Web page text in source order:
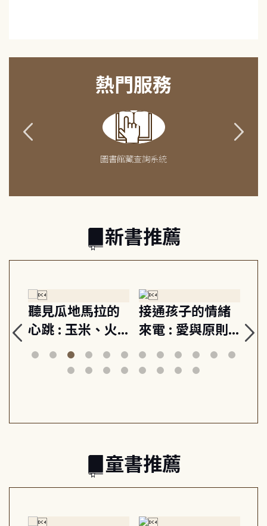
熱門服務
圖書館藏查詢系統
新書推薦
聽見瓜地馬拉的
心跳 : 玉米、火
山與信仰, 外交官
筆下的現代馬雅
接通孩子的情緒
來電 : 愛與原則,
建立教養的安定
節奏 22個行動練
關
童書推薦